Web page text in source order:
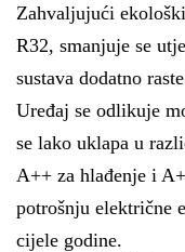
Zahvaljujući
R32, smanjuje se
sustava dodatno
Uređaj se odlikuje
se lako uklapa u
A++ za hlađenje i
potrošnju električne
cijele godine.